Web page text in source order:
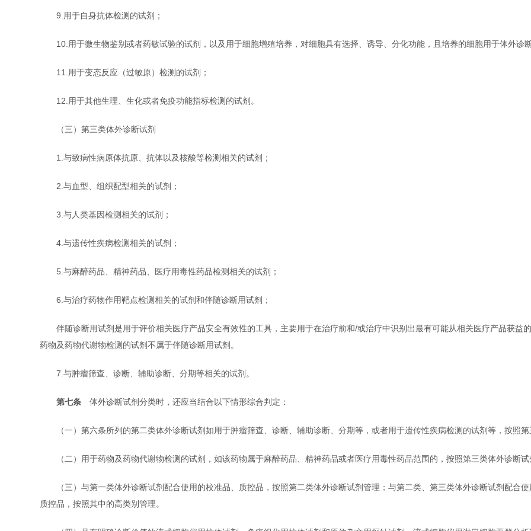
9.用于自身抗体检测的试剂；
10.用于微生物鉴别或者药敏试验的试剂，以及用于细胞增殖培养，对细胞具有选择、诱导、分化功能，且培养的细胞用于体外诊
11.用于变态反应（过敏原）检测的试剂；
12.用于其他生理、生化或者免疫功能指标检测的试剂。
（三）第三类体外诊断试剂
1.与致病性病原体抗原、抗体以及核酸等检测相关的试剂；
2.与血型、组织配型相关的试剂；
3.与人类基因检测相关的试剂；
4.与遗传性疾病检测相关的试剂；
5.与麻醉药品、精神药品、医疗用毒性药品检测相关的试剂；
6.与治疗药物作用靶点检测相关的试剂和伴随诊断用试剂；
伴随诊断用试剂是用于评价相关医疗产品安全有效性的工具，主要用于在治疗前和/或治疗中识别出最有可能从相关医疗产品获益
药物及药物代谢物检测的试剂不属于伴随诊断用试剂。
7.与肿瘤筛查、诊断、辅助诊断、分期等相关的试剂。
第七条 体外诊断试剂分类时，还应当结合以下情形综合判定：
（一）第六条所列的第二类体外诊断试剂如用于肿瘤筛查、诊断、辅助诊断、分期等，或者用于遗传性疾病检测的试剂等，按照第
（二）用于药物及药物代谢物检测的试剂，如该药物属于麻醉药品、精神药品或者医疗用毒性药品范围的，按照第三类体外诊断试
（三）与第一类体外诊断试剂配合使用的校准品、质控品，按照第二类体外诊断试剂管理；与第二类、第三类体外诊断试剂配合使
质控品，按照其中的高类别管理。